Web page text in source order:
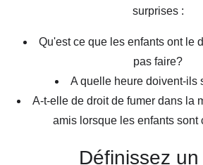
surprises :
Qu'est ce que les enfants ont le
pas faire?
A quelle heure doivent-ils
A-t-elle de droit de fumer dans la
amis lorsque les enfants sont
Définissez